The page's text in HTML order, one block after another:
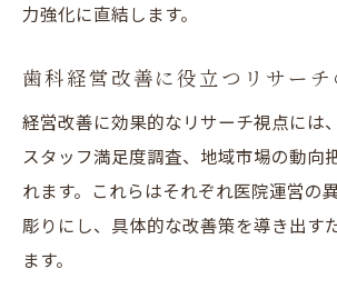
歯科衛生士の職場環境改善と
歯科衛生士のやりがいを高め
例
歯科業界の働きやすさを研
歯科衛生士のキャリア形成
力強化に直結します。
歯科経営改善に役立つリサーチ
経営改善に効果的なリサーチ視点には
スタッフ満足度調査、地域市場の動向
れます。これらはそれぞれ医院運営の
彫りにし、具体的な改善策を導き出す
ます。